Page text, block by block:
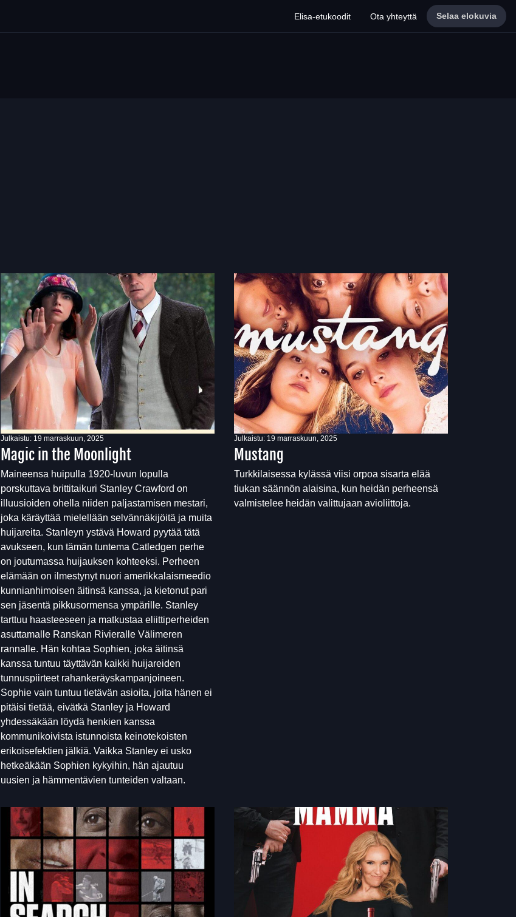
Elisa-etukoodit Ota yhteyttä Selaa elokuvia
Julkaistu: 19 marraskuun, 2025
Magic in the Moonlight
Maineensa huipulla 1920-luvun lopulla
porskuttava brittitaikuri Stanley Crawford on
illuusioiden ohella niiden paljastamisen mestari,
joka käräyttää mielellään selvännäkijöitä ja muita
huijareita. Stanleyn ystävä Howard pyytää tätä
avukseen, kun tämän tuntema Catledgen perhe
on joutumassa huijauksen kohteeksi. Perheen
elämään on ilmestynyt nuori amerikkalaismeedio
kunnianhimoisen äitinsä kanssa, ja kietonut pari
sen jäsentä pikkusormensa ympärille. Stanley
tarttuu haasteeseen ja matkustaa eliittiperheiden
asuttamalle Ranskan Rivieralle Välimeren
rannalle. Hän kohtaa Sophien, joka äitinsä
kanssa tuntuu täyttävän kaikki huijareiden
tunnuspiirteet rahankeräyskampanjoineen.
Sophie vain tuntuu tietävän asioita, joita hänen ei
pitäisi tietää, eivätkä Stanley ja Howard
yhdessäkään löydä henkien kanssa
kommunikoivista istunnoista keinotekoisten
erikoisefektien jälkiä. Vaikka Stanley ei usko
hetkeäkään Sophien kykyihin, hän ajautuu
uusien ja hämmentävien tunteiden valtaan.
Julkaistu: 19 marraskuun, 2025
Mustang
Turkkilaisessa kylässä viisi orpoa sisarta elää
tiukan säännön alaisina, kun heidän perheensä
valmistelee heidän valittujaan avioliittoja.